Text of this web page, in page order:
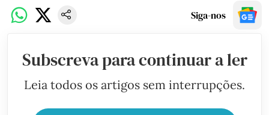
Siga-nos
Subscreva para continuar a ler
Leia todos os artigos sem interrupções.